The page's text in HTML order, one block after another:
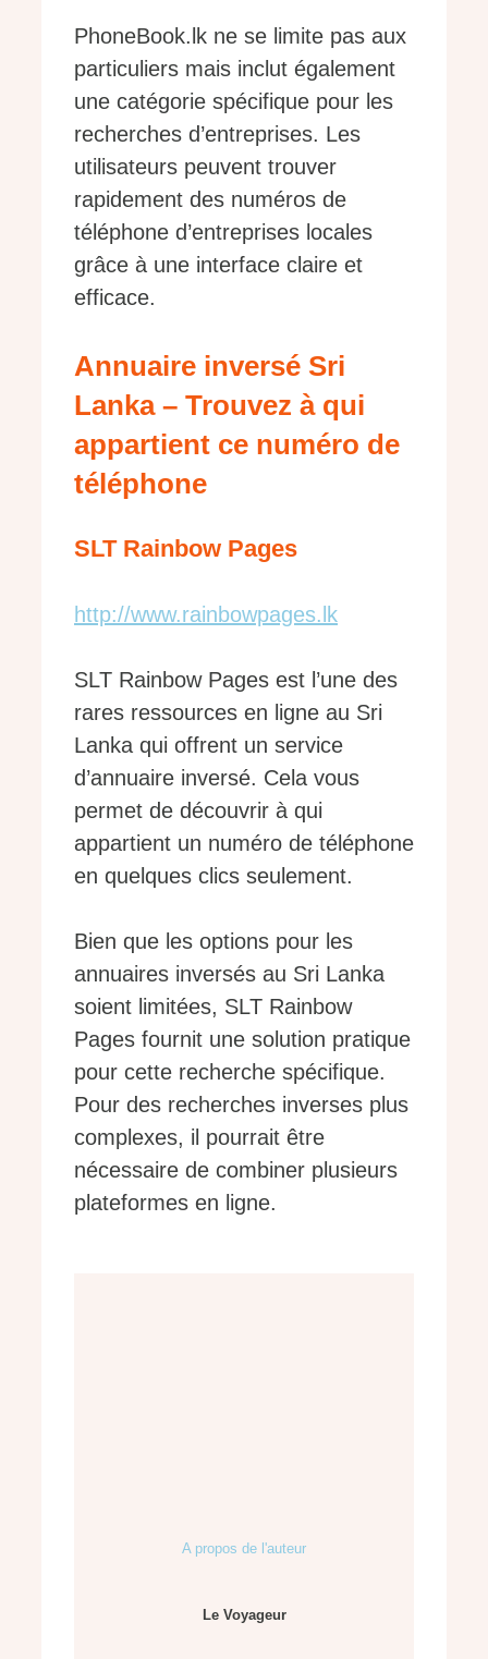
PhoneBook.lk ne se limite pas aux
particuliers mais inclut également
une catégorie spécifique pour les
recherches d’entreprises. Les
utilisateurs peuvent trouver
rapidement des numéros de
téléphone d’entreprises locales
grâce à une interface claire et
efficace.
Annuaire inversé Sri
Lanka – Trouvez à qui
appartient ce numéro de
téléphone
SLT Rainbow Pages
http://www.rainbowpages.lk
SLT Rainbow Pages est l’une des
rares ressources en ligne au Sri
Lanka qui offrent un service
d’annuaire inversé. Cela vous
permet de découvrir à qui
appartient un numéro de téléphone
en quelques clics seulement.
Bien que les options pour les
annuaires inversés au Sri Lanka
soient limitées, SLT Rainbow
Pages fournit une solution pratique
pour cette recherche spécifique.
Pour des recherches inverses plus
complexes, il pourrait être
nécessaire de combiner plusieurs
plateformes en ligne.
A propos de l'auteur
Le Voyageur